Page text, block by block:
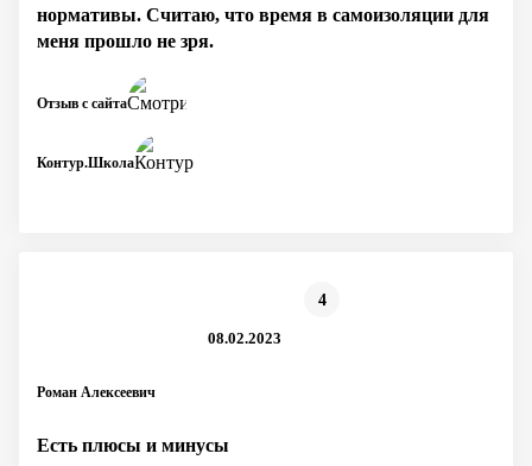
нормативы. Считаю, что время в самоизоляции для
меня прошло не зря.
Контур.Школа
Отзыв с сайта
Роман Алексеевич
4
08.02.2023
Есть плюсы и минусы